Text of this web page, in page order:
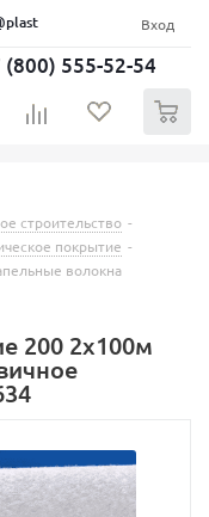
Вход
(800) 555-52-54
строительство -
покрытие -
волокна
200 2х100м